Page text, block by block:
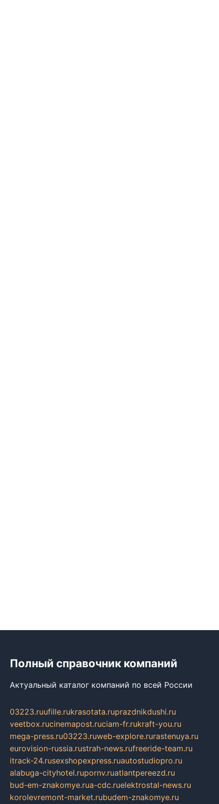
Полный справочник компаний
Актуальный каталог компаний по всей России
03223.ruufille.rukrasotata.ruprazdnikdushi.ru
veetbox.rucinemapost.ruciam-fr.rukraft-you.ru
mega-press.ru03223.ruweb-explore.rurastenuya.ru
eurovision-russia.rustrah-news.rufreeride-team.ru
itrack-24.rusexshopexpress.ruautostudiopro.ru
alabuga-cityhotel.rupornv.ruatlantpereezd.ru
bud-em-znakomye.rua-cdc.ruelektrostal-news.ru
korolevremont-market.rubudem-znakomye.ru